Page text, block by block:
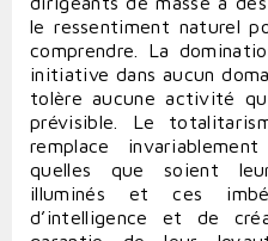
le ressentiment naturel
comprendre. La
initiative dans aucun
tolère aucune activité
prévisible. Le
remplace
quelles que soient
illuminés et ces
d’intelligence et de